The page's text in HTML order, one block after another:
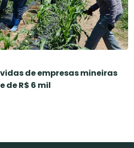
de empresas mineiras
de R$ 6 mil